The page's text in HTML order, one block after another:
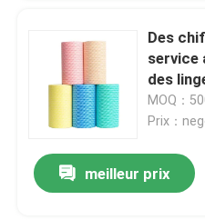
Des
service
des
scène
MOQ：
Prix：
meilleur prix